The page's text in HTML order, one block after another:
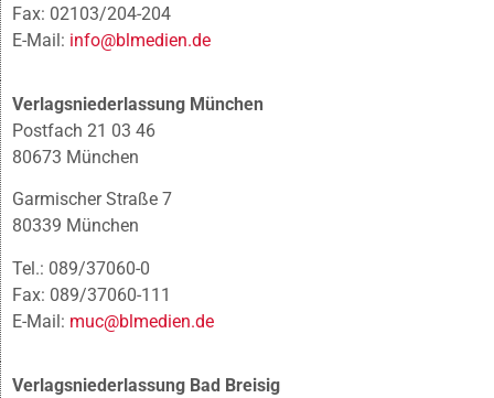
Fax: 02103/204-204
E-Mail: info@blmedien.de
Verlagsniederlassung München
Postfach 21 03 46
80673 München
Garmischer Straße 7
80339 München
Tel.: 089/37060-0
Fax: 089/37060-111
E-Mail: muc@blmedien.de
Verlagsniederlassung Bad Breisig